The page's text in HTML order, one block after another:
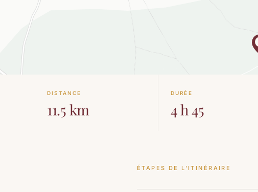
DISTANCE
11.5 km
DURÉE
4 h 45
ÉTAPES DE L'ITINÉRAIRE